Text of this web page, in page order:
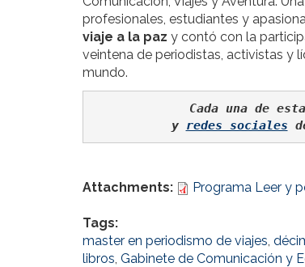
profesionales, estudiantes y
viaje a la paz y contó con la
veintena de periodistas, activistas y
mundo.
Cada una de
y redes sociales
Attachments: Programa Leer y
Tags:
master en periodismo de viajes,
libros, Gabinete de Comunicación y